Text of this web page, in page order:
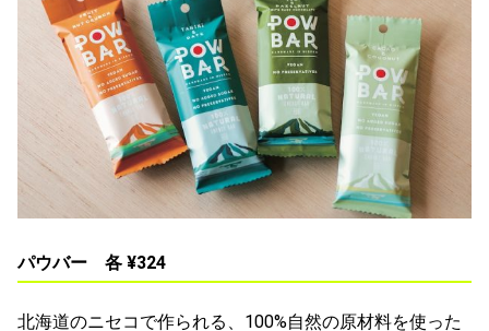
パウバー 各 ¥324
北海道のニセコで作られる、100%自然の原材料を使った